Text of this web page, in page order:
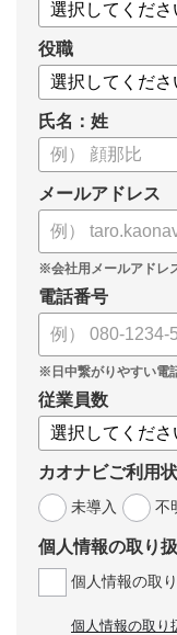
・システム導入まで
についてまとめてい
役職
氏名：姓
メールアドレス
電話番号
従業員数
カオナビご利用
未導入
不
個人情報の取り
個人情報の取
個人情報の取り